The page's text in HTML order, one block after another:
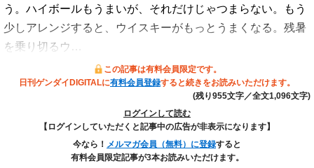
う。ハイボールもうまいが、それだけじゃつまらない。もう
少しアレンジすると、ウイスキーがもっとうまくなる。残暑
を乗り切るウ…
この記事は有料会員限定です。
日刊ゲンダイDIGITALに有料会員登録すると続きをお読みいただけます。
(残り955文字／全文1,096文字)
ログインして読む
【ログインしていただくと記事中の広告が非表示になります】
今なら！ メルマガ会員（無料）に登録すると
有料会員限定記事が3本お読みいただけます。